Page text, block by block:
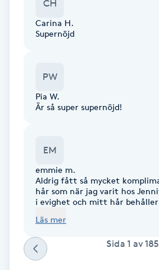
Fransförlängning
Fransrengöring
Frekvensterapi
Friskvård
Friskvårdsmassage
CH
Carina H.
Supernöjd
PW
Pia W.
Är så super supernöjd!
EM
emmie m.
Aldrig fått så mycket
hår som när jag varit hos
i evighet och mitt hår
Läs mer
Sida 1 av185